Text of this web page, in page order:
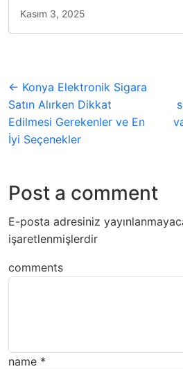
Kasım 3, 2025
← Konya Elektronik Sigara
Satın Alırken Dikkat
Edilmesi Gerekenler ve En
İyi Seçenekler
Post a comment
E-posta adresiniz
işaretlenmişlerdir
comments
name *